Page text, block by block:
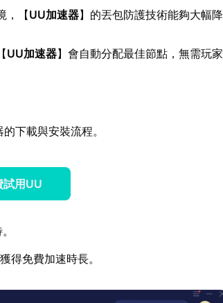
，【UU加速器】的丟包防護技術能夠大幅降
UU加速器】會自動分配最佳節點，無需玩家
下載與安裝流程。
試用UU
得免費加速時長。